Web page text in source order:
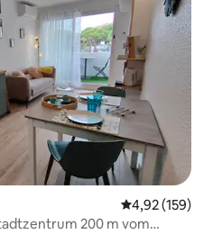
4,92 (159)
200 m vom